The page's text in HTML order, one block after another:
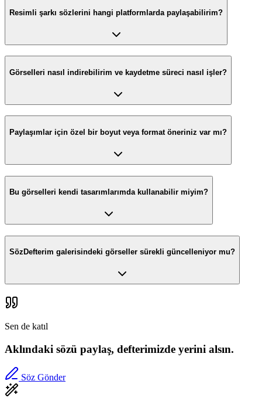
Resimli şarkı sözlerini hangi platformlarda paylaşabilirim?
Görselleri nasıl indirebilirim ve kaydetme süreci nasıl işler?
Paylaşımlar için özel bir boyut veya format öneriniz var mı?
Bu görselleri kendi tasarımlarımda kullanabilir miyim?
SözDefterim galerisindeki görseller sürekli güncelleniyor mu?
Sen de katıl
Aklındaki sözü paylaş, defterimizde yerini alsın.
Söz Gönder